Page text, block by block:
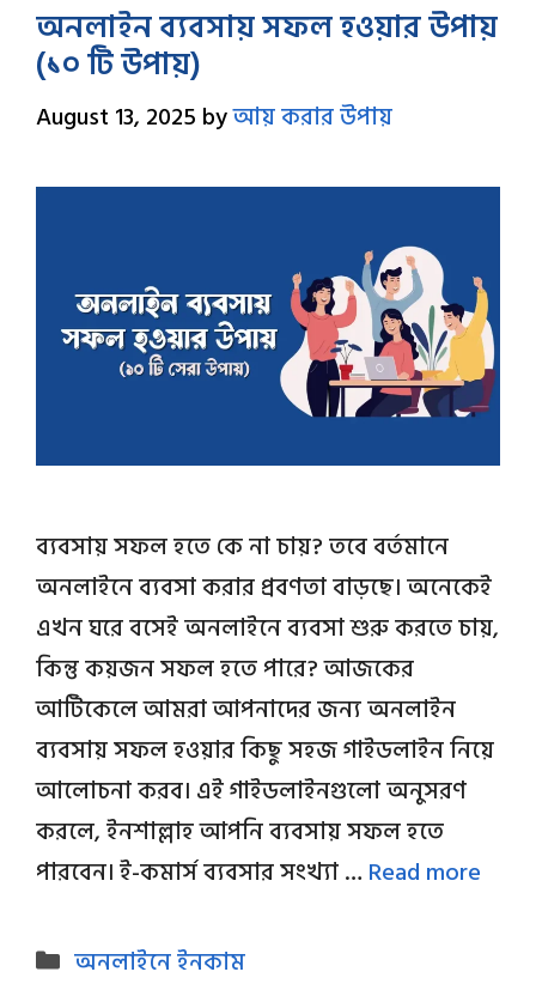
অনলাইন ব্যবসায় সফল হওয়ার উপায়
(১০ টি উপায়)
August 13, 2025 byআয় করার উপায়
ব্যবসায় সফল হতে কে না চায়? তবে বর্তমানে
অনলাইনে ব্যবসা করার প্রবণতা বাড়ছে। অনেকেই
এখন ঘরে বসেই অনলাইনে ব্যবসা শুরু করতে চায়,
কিন্তু কয়জন সফল হতে পারে? আজকের
আর্টিকেলে আমরা আপনাদের জন্য অনলাইন
ব্যবসায় সফল হওয়ার কিছু সহজ গাইডলাইন নিয়ে
আলোচনা করব। এই গাইডলাইনগুলো অনুসরণ
করলে, ইনশাল্লাহ আপনি ব্যবসায় সফল হতে
পারবেন। ই-কমার্স ব্যবসার সংখ্যা …Read more
Categories
অনলাইনে ইনকাম